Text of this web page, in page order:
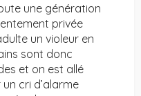
une génération
privée
un violeur en
sont donc
et on est allé
cri d’alarme